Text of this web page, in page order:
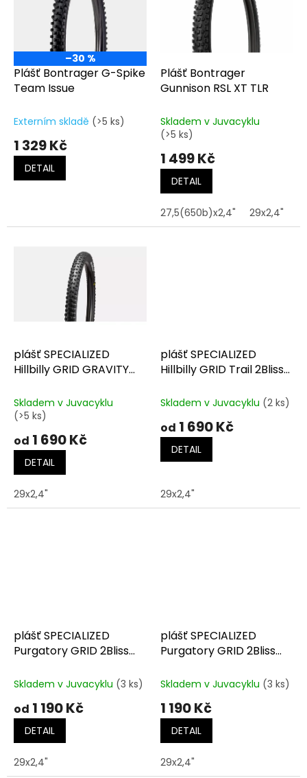
d
–30 %
Plášť Bontrager G-Spike
Team Issue
Externím skladě (>5 ks)
1 329 Kč
DETAIL
Plášť Bontrager
Gunnison RSL XT TLR
Skladem v Juvacyklu
(>5 ks)
1 499 Kč
DETAIL
27,5(650b)x2,4" 29x2,4"
plášť SPECIALIZED
Hillbilly GRID GRAVITY
Skladem v Juvacyklu
(>5 ks)
od 1 690 Kč
DETAIL
29x2,4"
plášť SPECIALIZED
Hillbilly GRID Trail 2Bliss
Skladem v Juvacyklu (2 ks)
od 1 690 Kč
DETAIL
29x2,4"
plášť SPECIALIZED
Purgatory GRID 2Bliss
Skladem v Juvacyklu (3 ks)
od 1 190 Kč
DETAIL
29x2,4"
plášť SPECIALIZED
Purgatory GRID 2Bliss
Skladem v Juvacyklu (3 ks)
1 190 Kč
DETAIL
29x2,4"